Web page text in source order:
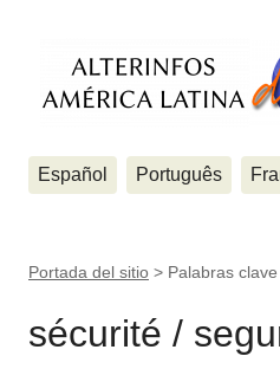
Español Português
Portada del sitio > Palabras
sécurité /